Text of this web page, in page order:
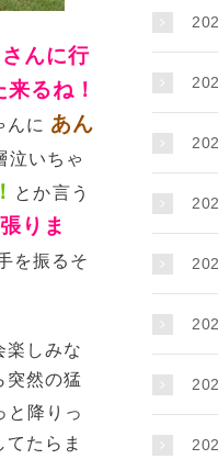
んに行
来るね！
んに あん
泣いちゃ
とか言う
りま
を振るそ
楽しみな
突然の猛
と降りっ
たらま